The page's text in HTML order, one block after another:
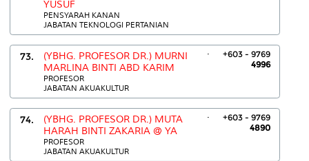
YUSUF
PENSYARAH KANAN
JABATAN TEKNOLOGI PERTANIAN
73.
(YBHG. PROFESOR DR.) MURNI
MARLINA BINTI ABD KARIM
PROFESOR
JABATAN AKUAKULTUR
.
+603 - 9769
4996
74.
(YBHG. PROFESOR DR.) MUTA
HARAH BINTI ZAKARIA @ YA
PROFESOR
JABATAN AKUAKULTUR
.
+603 - 9769
4890